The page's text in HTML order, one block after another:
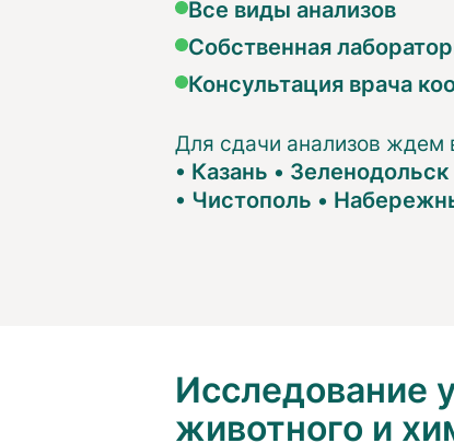
Все виды анализов
Собственная
Консультация врача
Для сдачи анализов ждем
• Казань • Зеленодольск
• Чистополь •
Исследование
животного и